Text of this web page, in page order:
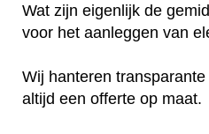
Wat zijn eigenlijk de
voor het aanleggen van
Wij hanteren
altijd een offerte op maat.